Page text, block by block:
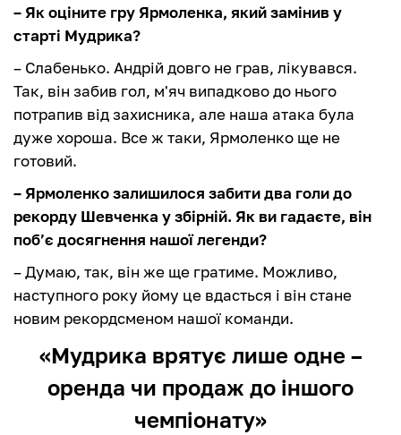
– Як оціните гру Ярмоленка, який замінив у
старті Мудрика?
– Слабенько. Андрій довго не грав, лікувався.
Так, він забив гол, м'яч випадково до нього
потрапив від захисника, але наша атака була
дуже хороша. Все ж таки, Ярмоленко ще не
готовий.
– Ярмоленко залишилося забити два голи до
рекорду Шевченка у збірній. Як ви гадаєте, він
поб’є досягнення нашої легенди?
– Думаю, так, він же ще гратиме. Можливо,
наступного року йому це вдасться і він стане
новим рекордсменом нашої команди.
«Мудрика врятує лише одне –
оренда чи продаж до іншого
чемпіонату»